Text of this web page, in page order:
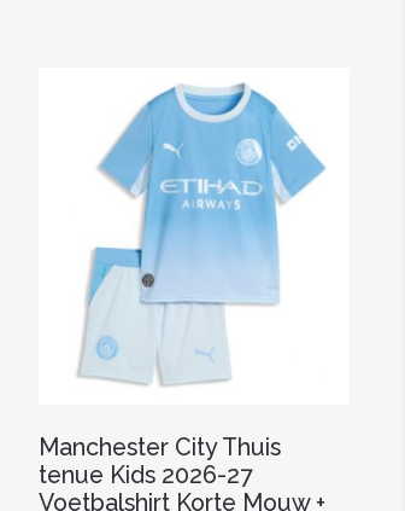
optie
kan
gekozen
worden
op
Manchester City Thuis
tenue Kids 2026-27
Voetbalshirt Korte Mouw +